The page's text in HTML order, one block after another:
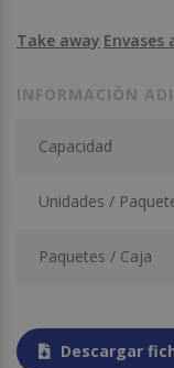
Take away
INFORMACIÓN
Capacidad
Unidades /
Paquetes / Caja
Descargar